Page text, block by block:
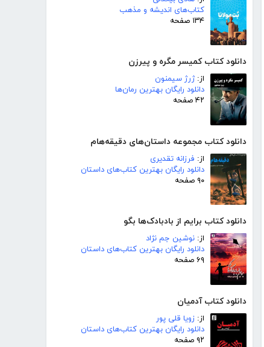
کتاب‌های اندیشه و مذهب
۱۳۴ صفحه
دانلود کتاب کمیسر مگره و پیرزن
از:ژرژ سیمنون
دانلود رایگان بهترین رمان‌ها
۴۲ صفحه
دانلود کتاب مجموعه داستان‌های دقیقه‌هام
از: فرزانه تقدیری
دانلود رایگان بهترین کتاب‌های داستان
۹۰ صفحه
دانلود کتاب برایم از بادبادک‌ها بگو
از: نوشین جم نژاد
دانلود رایگان بهترین کتاب‌های داستان
۶۹ صفحه
دانلود کتاب آدمیان
از: زویا قلی پور
دانلود رایگان بهترین کتاب‌های داستان
۹۲ صفحه